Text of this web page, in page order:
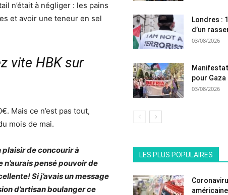
n’était à négliger : les pains
et avoir une teneur en sel
vite HBK sur
Mais ce n’est pas tout,
mois de mai.
plaisir de concourir à
pensé pouvoir de
Si j’avais un message
d’artisan boulanger ce
Londres :
d’un
03/08/2026
pour Gaza
03/08/2026
LES PLUS POPULAIRES